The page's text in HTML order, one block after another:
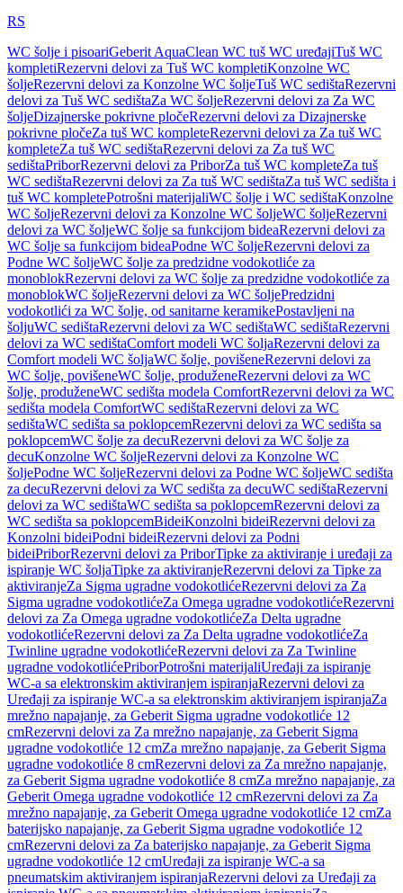
RS
WC šolje i pisoariGeberit AquaClean WC tuš WC uređajiTuš WC
kompletiRezervni delovi za Tuš WC kompletiKonzolne WC
šoljeRezervni delovi za Konzolne WC šoljeTuš WC sedištaRezervni
delovi za Tuš WC sedištaZa WC šoljeRezervni delovi za Za WC
šoljeDizajnerske pokrivne pločeRezervni delovi za Dizajnerske
pokrivne pločeZa tuš WC kompleteRezervni delovi za Za tuš WC
kompleteZa tuš WC sedištaRezervni delovi za Za tuš WC
sedištaPriborRezervni delovi za PriborZa tuš WC kompleteZa tuš
WC sedištaRezervni delovi za Za tuš WC sedištaZa tuš WC sedišta i
tuš WC kompletePotrošni materijaliWC šolje i WC sedištaKonzolne
WC šoljeRezervni delovi za Konzolne WC šoljeWC šoljeRezervni
delovi za WC šoljeWC šolje sa funkcijom bideaRezervni delovi za
WC šolje sa funkcijom bideaPodne WC šoljeRezervni delovi za
Podne WC šoljeWC šolje za predzidne vodokotliće za
monoblokRezervni delovi za WC šolje za predzidne vodokotliće za
monoblokWC šoljeRezervni delovi za WC šoljePredzidni
vodokotlići za WC šolje, od sanitarne keramikePostavljeni na
šoljuWC sedištaRezervni delovi za WC sedištaWC sedištaRezervni
delovi za WC sedištaComfort modeli WC šoljaRezervni delovi za
Comfort modeli WC šoljaWC šolje, povišeneRezervni delovi za
WC šolje, povišeneWC šolje, produženeRezervni delovi za WC
šolje, produženeWC sedišta modela ComfortRezervni delovi za WC
sedišta modela ComfortWC sedištaRezervni delovi za WC
sedištaWC sedišta sa poklopcemRezervni delovi za WC sedišta sa
poklopcemWC šolje za decuRezervni delovi za WC šolje za
decuKonzolne WC šoljeRezervni delovi za Konzolne WC
šoljePodne WC šoljeRezervni delovi za Podne WC šoljeWC sedišta
za decuRezervni delovi za WC sedišta za decuWC sedištaRezervni
delovi za WC sedištaWC sedišta sa poklopcemRezervni delovi za
WC sedišta sa poklopcemBideiKonzolni bideiRezervni delovi za
Konzolni bideiPodni bideiRezervni delovi za Podni
bideiPriborRezervni delovi za PriborTipke za aktiviranje i uređaji za
ispiranje WC šoljaTipke za aktiviranjeRezervni delovi za Tipke za
aktiviranjeZa Sigma ugradne vodokotlićeRezervni delovi za Za
Sigma ugradne vodokotlićeZa Omega ugradne vodokotlićeRezervni
delovi za Za Omega ugradne vodokotlićeZa Delta ugradne
vodokotlićeRezervni delovi za Za Delta ugradne vodokotlićeZa
Twinline ugradne vodokotlićeRezervni delovi za Za Twinline
ugradne vodokotlićePriborPotrošni materijaliUređaji za ispiranje
WC-a sa elektronskim aktiviranjem ispiranjaRezervni delovi za
Uređaji za ispiranje WC-a sa elektronskim aktiviranjem ispiranjaZa
mrežno napajanje, za Geberit Sigma ugradne vodokotliće 12
cmRezervni delovi za Za mrežno napajanje, za Geberit Sigma
ugradne vodokotliće 12 cmZa mrežno napajanje, za Geberit Sigma
ugradne vodokotliće 8 cmRezervni delovi za Za mrežno napajanje,
za Geberit Sigma ugradne vodokotliće 8 cmZa mrežno napajanje, za
Geberit Omega ugradne vodokotliće 12 cmRezervni delovi za Za
mrežno napajanje, za Geberit Omega ugradne vodokotliće 12 cmZa
baterijsko napajanje, za Geberit Sigma ugradne vodokotliće 12
cmRezervni delovi za Za baterijsko napajanje, za Geberit Sigma
ugradne vodokotliće 12 cmUređaji za ispiranje WC-a sa
pneumatskim aktiviranjem ispiranjaRezervni delovi za Uređaji za